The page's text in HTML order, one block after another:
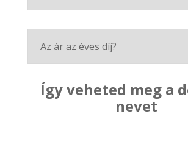
Az ár az éves díj?
Így veheted meg a
nevet